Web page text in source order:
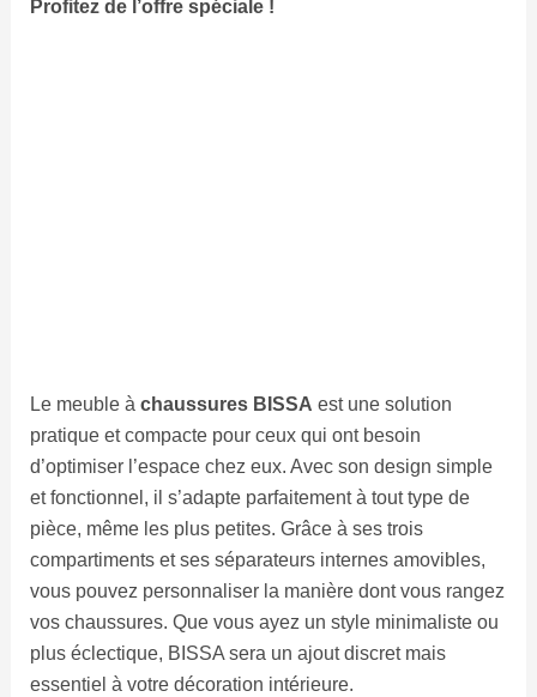
Profitez de l’offre spéciale !
Le meuble à chaussures BISSA est une solution
pratique et compacte pour ceux qui ont besoin
d’optimiser l’espace chez eux. Avec son design simple
et fonctionnel, il s’adapte parfaitement à tout type de
pièce, même les plus petites. Grâce à ses trois
compartiments et ses séparateurs internes amovibles,
vous pouvez personnaliser la manière dont vous rangez
vos chaussures. Que vous ayez un style minimaliste ou
plus éclectique, BISSA sera un ajout discret mais
essentiel à votre décoration intérieure.